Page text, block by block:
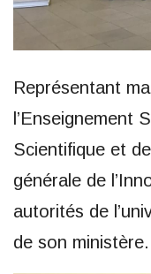
Représentant
l’Enseignement
Scientifique et
générale de
autorités de
de son ministère.